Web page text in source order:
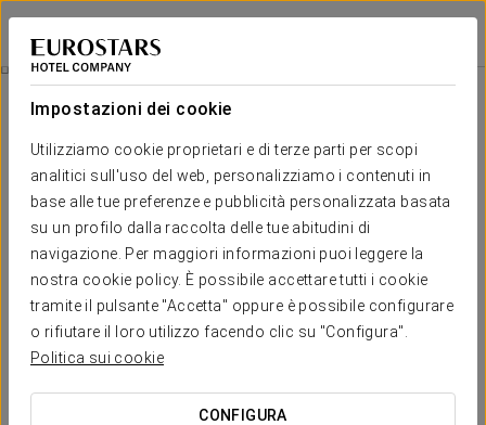
Impostazioni dei cookie
Utilizziamo cookie proprietari e di terze parti per scopi
analitici sull'uso del web, personalizziamo i contenuti in
base alle tue preferenze e pubblicità personalizzata basata
su un profilo dalla raccolta delle tue abitudini di
navigazione. Per maggiori informazioni puoi leggere la
nostra cookie policy. È possibile accettare tutti i cookie
tramite il pulsante "Accetta" oppure è possibile configurare
o rifiutare il loro utilizzo facendo clic su "Configura".
Politica sui cookie
CONFIGURA
Exe Panorama
PARIGI
Scoprite Parigi La Senna
19 € per persona
Scoprite Parigi la Senna
Una crociera sulla Senna per riscoprire questa destinazione